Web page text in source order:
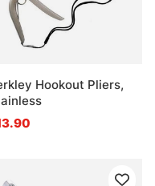
Hookout Pliers,